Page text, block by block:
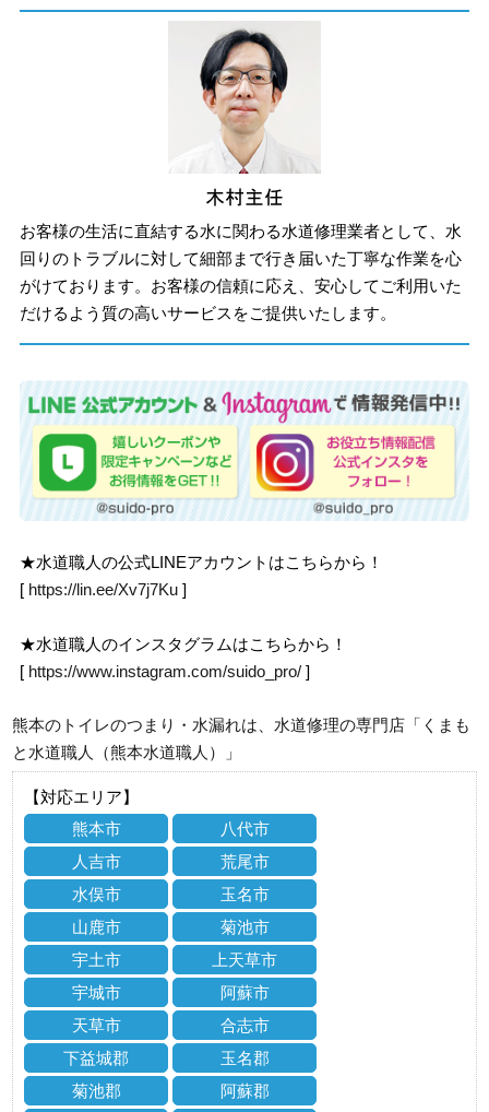
お客様の生活に直結する水に関わる水道修理業者として、水
回りのトラブルに対して細部まで行き届いた丁寧な作業を心
がけております。お客様の信頼に応え、安心してご利用いた
だけるよう質の高いサービスをご提供いたします。
★水道職人の公式LINEアカウントはこちらから！
[ https://lin.ee/Xv7j7Ku ]
★水道職人のインスタグラムはこちらから！
[ https://www.instagram.com/suido_pro/ ]
熊本のトイレのつまり・水漏れは、水道修理の専門店「くまも
と水道職人（熊本水道職人）」
【対応エリア】
熊本市
八代市
人吉市
荒尾市
水俣市
玉名市
山鹿市
菊池市
宇土市
上天草市
宇城市
阿蘇市
天草市
合志市
下益城郡
玉名郡
菊池郡
阿蘇郡